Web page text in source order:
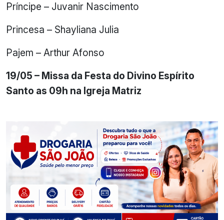
Príncipe – Juvanir Nascimento
Princesa – Shayliana Julia
Pajem – Arthur Afonso
19/05 – Missa da Festa do Divino Espírito
Santo as 09h na Igreja Matriz